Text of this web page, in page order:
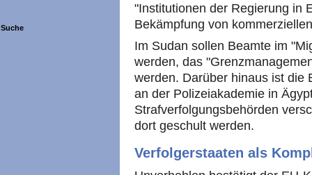
Suche
"Institutionen der Regierung in
Bekämpfung von
Im Sudan sollen Beamte im
werden, das
werden. Darüber hinaus ist die
an der Polizeiakademie in
Strafverfolgungsbehörden
dort geschult werden.
Verfolgerstaaten als